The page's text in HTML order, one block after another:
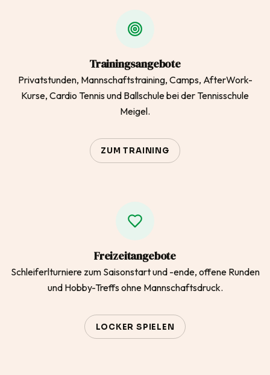
Trainingsangebote
Privatstunden, Mannschaftstraining, Camps, AfterWork-
Kurse, Cardio Tennis und Ballschule bei der Tennisschule
Meigel.
ZUM TRAINING
Freizeitangebote
Schleiferlturniere zum Saisonstart und -ende, offene Runden
und Hobby-Treffs ohne Mannschaftsdruck.
LOCKER SPIELEN